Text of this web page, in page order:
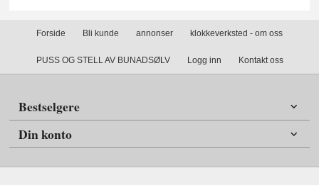
Forside Bli kunde annonser klokkeverksted - om oss
PUSS OG STELL AV BUNADSØLV Logg inn Kontakt oss
Bestselgere
Din konto